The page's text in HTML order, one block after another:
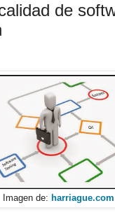
de
Imagen de: harriague.com